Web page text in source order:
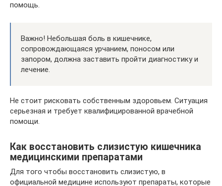
помощь.
Важно! Небольшая боль в кишечнике,
сопровождающаяся урчанием, поносом или
запором, должна заставить пройти диагностику и
лечение.
Не стоит рисковать собственным здоровьем. Ситуация
серьезная и требует квалифицированной врачебной
помощи.
Как восстановить слизистую кишечника
медицинскими препаратами
Для того чтобы восстановить слизистую, в
официальной медицине используют препараты, которые